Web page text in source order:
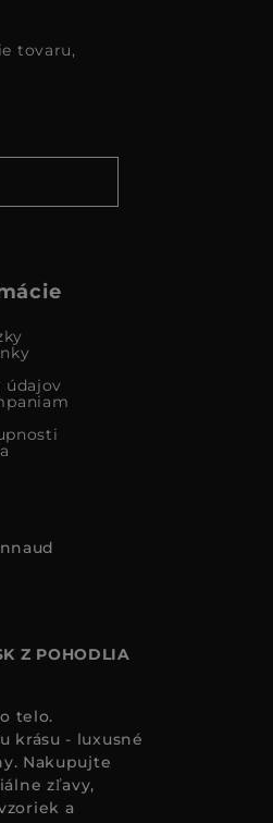
tovaru,
údajov
Z POHODLIA
telo.
krásu - luxusné
Nakupujte
zľavy,
a